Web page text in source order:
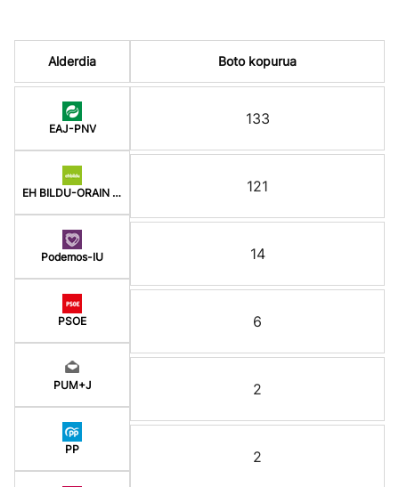
Alderdia
EAJ-PNV
EH BILDU-ORAIN ERREP
Podemos-IU
PSOE
PUM+J
PP
Boto kopurua
133
121
14
6
2
2